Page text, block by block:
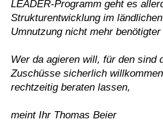
LEADER-Programm geht es
Strukturentwicklung im
Umnutzung nicht mehr benötigter
Wer da agieren will, für den sind
Zuschüsse sicherlich
rechtzeitig beraten lassen,
meint Ihr Thomas Beier